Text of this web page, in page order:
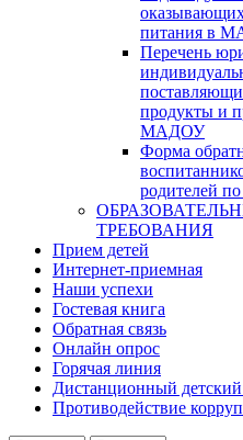
питания в
Перечень
продукты и
МАДОУ
Форма
родителей
ТРЕБОВАНИЯ
Прием детей
Интернет-приемная
Наши успехи
Гостевая книга
Обратная связь
Онлайн опрос
Горячая линия
Дистанционный детский
Противодействие